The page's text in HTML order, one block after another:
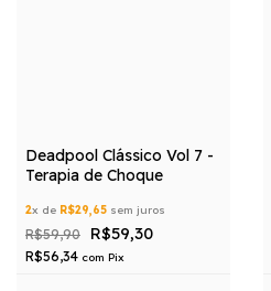
Deadpool Clássico Vol 7 -
Terapia de Choque
2x de R$29,65 sem juros
R$59,90 R$59,30
R$56,34 com Pix